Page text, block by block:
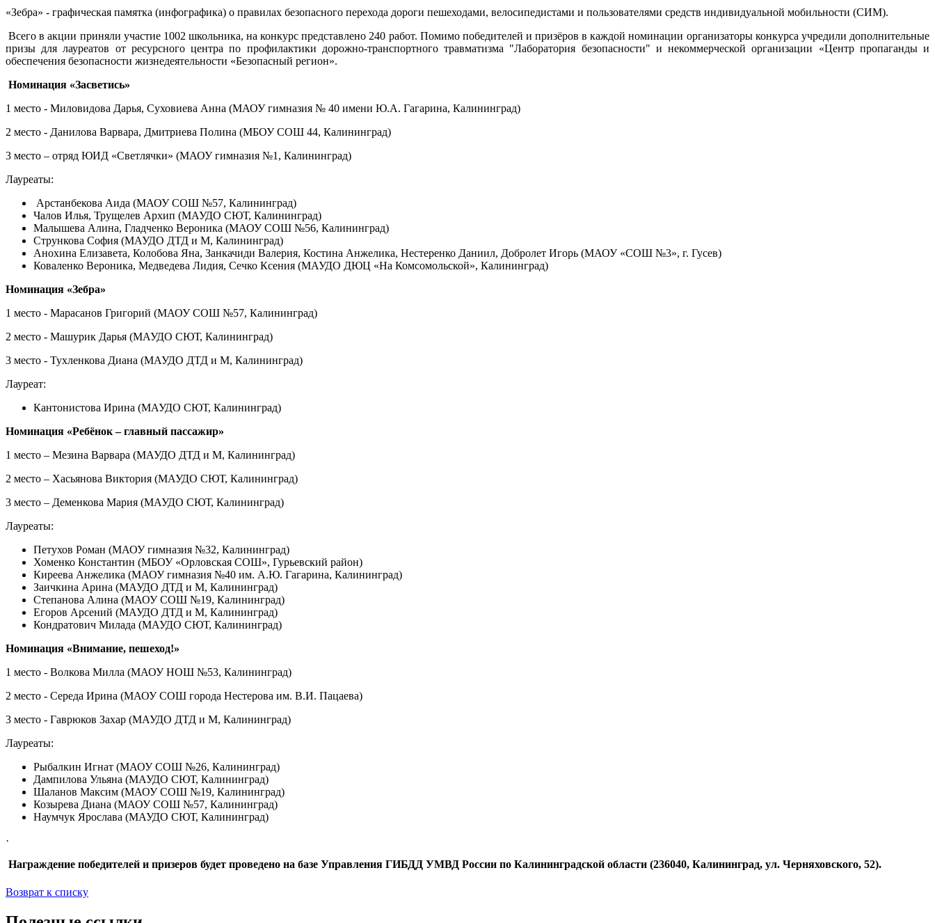
«Зебра» - графическая памятка (инфографика) о правилах безопасного перехода дороги пешеходами, велосипедистами и пользователями средств индивидуальной мобильности (СИМ).
Всего в акции приняли участие 1002 школьника, на конкурс представлено 240 работ. Помимо победителей и призёров в каждой номинации организаторы конкурса учредили дополнительные
призы для лауреатов от ресурсного центра по профилактики дорожно-транспортного травматизма "Лаборатория безопасности" и некоммерческой организации «Центр пропаганды и
обеспечения безопасности жизнедеятельности «Безопасный регион».
Номинация «Засветись»
1 место - Миловидова Дарья, Суховиева Анна (МАОУ гимназия № 40 имени Ю.А. Гагарина, Калининград)
2 место - Данилова Варвара, Дмитриева Полина (МБОУ СОШ 44, Калининград)
3 место – отряд ЮИД «Светлячки» (МАОУ гимназия №1, Калининград)
Лауреаты:
Арстанбекова Аида (МАОУ СОШ №57, Калининград)
Чалов Илья, Трущелев Архип (МАУДО СЮТ, Калининград)
Малышева Алина, Гладченко Вероника (МАОУ СОШ №56, Калининград)
Стрункова София (МАУДО ДТД и М, Калининград)
Анохина Елизавета, Колобова Яна, Занкачиди Валерия, Костина Анжелика, Нестеренко Даниил, Добролет Игорь (МАОУ «СОШ №3», г. Гусев)
Коваленко Вероника, Медведева Лидия, Сечко Ксения (МАУДО ДЮЦ «На Комсомольской», Калининград)
Номинация «Зебра»
1 место - Марасанов Григорий (МАОУ СОШ №57, Калининград)
2 место - Машурик Дарья (МАУДО СЮТ, Калининград)
3 место - Тухленкова Диана (МАУДО ДТД и М, Калининград)
Лауреат:
Кантонистова Ирина (МАУДО СЮТ, Калининград)
Номинация «Ребёнок – главный пассажир»
1 место – Мезина Варвара (МАУДО ДТД и М, Калининград)
2 место – Хасьянова Виктория (МАУДО СЮТ, Калининград)
3 место – Деменкова Мария (МАУДО СЮТ, Калининград)
Лауреаты:
Петухов Роман (МАОУ гимназия №32, Калининград)
Хоменко Константин (МБОУ «Орловская СОШ», Гурьевский район)
Киреева Анжелика (МАОУ гимназия №40 им. А.Ю. Гагарина, Калининград)
Заичкина Арина (МАУДО ДТД и М, Калининград)
Степанова Алина (МАОУ СОШ №19, Калининград)
Егоров Арсений (МАУДО ДТД и М, Калининград)
Кондратович Милада (МАУДО СЮТ, Калининград)
Номинация «Внимание, пешеход!»
1 место - Волкова Милла (МАОУ НОШ №53, Калининград)
2 место - Середа Ирина (МАОУ СОШ города Нестерова им. В.И. Пацаева)
3 место - Гаврюков Захар (МАУДО ДТД и М, Калининград)
Лауреаты:
Рыбалкин Игнат (МАОУ СОШ №26, Калининград)
Дампилова Ульяна (МАУДО СЮТ, Калининград)
Шаланов Максим (МАОУ СОШ №19, Калининград)
Козырева Диана (МАОУ СОШ №57, Калининград)
Наумчук Ярослава (МАУДО СЮТ, Калининград)
·
Награждение победителей и призеров будет проведено на базе Управления ГИБДД УМВД России по Калининградской области (236040, Калининград, ул. Черняховского, 52).
Возврат к списку